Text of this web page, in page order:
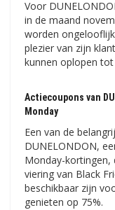
Voor
in de maand
worden
plezier van zijn
kunnen oplopen
Actiecoupons van
Monday
Een van de
DUNELONDON,
Monday-kortingen,
viering van Black
beschikbaar zijn
genieten op 75%.